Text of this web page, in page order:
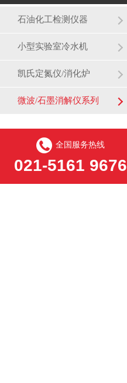
石油化工检测仪器
小型实验室冷水机
凯氏定氮仪/消化炉
微波/石墨消解仪系列
全国服务热线
021-5161 9676